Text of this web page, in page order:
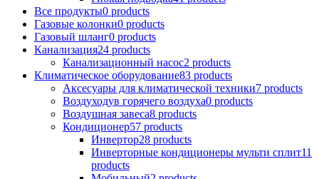
Все продукты0 products
Газовые колонки0 products
Газовый шланг0 products
Канализация24 products
Канализационный насос2 products
Климатическое оборудование83 products
Аксесуары для климатической техники7 products
Воздуходув горячего воздуха0 products
Воздушная завеса8 products
Кондиционер57 products
Инвертор28 products
Инверторные кондиционеры мульти сплит11
products